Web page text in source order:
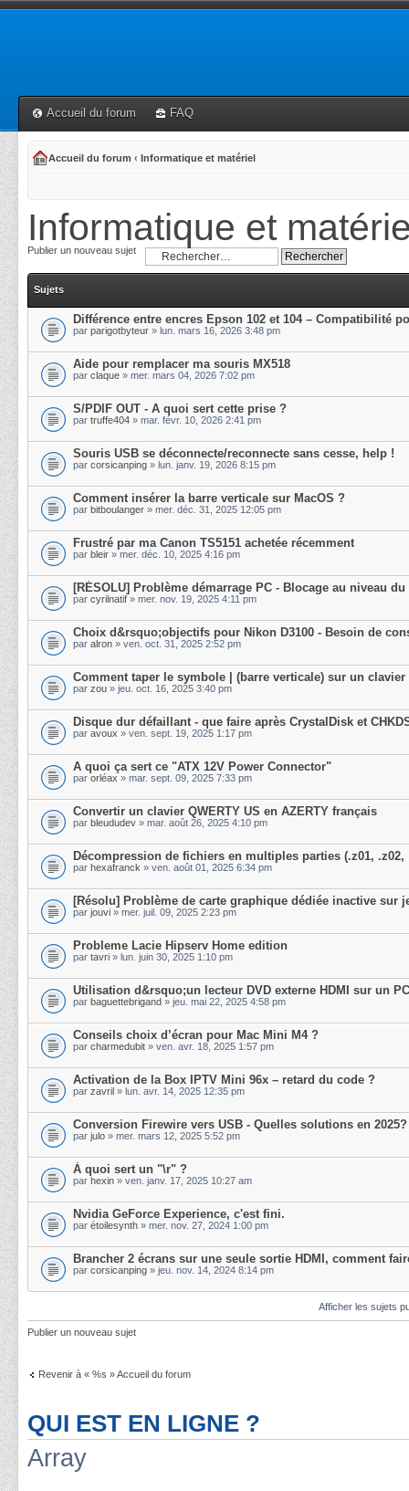
Accueil du forum FAQ
Accueil du forum ‹ Informatique et matériel
Informatique et
Publier un nouveau sujet
Sujets
Différence entre encres Epson 102 et 104 – Compatibilité
par parigotbyteur » lun. mars 16, 2026 3:48 pm
Aide pour remplacer ma souris MX518
par claque » mer. mars 04, 2026 7:02 pm
S/PDIF OUT - A quoi sert cette prise ?
par truffe404 » mar. févr. 10, 2026 2:41 pm
Souris USB se déconnecte/reconnecte sans cesse, help !
par corsicanping » lun. janv. 19, 2026 8:15 pm
Comment insérer la barre verticale sur MacOS ?
par bitboulanger » mer. déc. 31, 2025 12:05 pm
Frustré par ma Canon TS5151 achetée récemment
par bleir » mer. déc. 10, 2025 4:16 pm
[RÉSOLU] Problème démarrage PC - Blocage au niveau
par cyrilnatif » mer. nov. 19, 2025 4:11 pm
Choix d&rsquo;objectifs pour Nikon D3100 - Besoin de
par alron » ven. oct. 31, 2025 2:52 pm
Comment taper le symbole | (barre verticale) sur un clavier
par zou » jeu. oct. 16, 2025 3:40 pm
Disque dur défaillant - que faire après CrystalDisk et
par avoux » ven. sept. 19, 2025 1:17 pm
A quoi ça sert ce "ATX 12V Power Connector"
par orléax » mar. sept. 09, 2025 7:33 pm
Convertir un clavier QWERTY US en AZERTY français
par bleududev » mar. août 26, 2025 4:10 pm
Décompression de fichiers en multiples parties (.z01, .z02,
par hexafranck » ven. août 01, 2025 6:34 pm
[Résolu] Problème de carte graphique dédiée inactive sur
par jouvi » mer. juil. 09, 2025 2:23 pm
Probleme Lacie Hipserv Home edition
par tavri » lun. juin 30, 2025 1:10 pm
Utilisation d&rsquo;un lecteur DVD externe HDMI sur un
par baguettebrigand » jeu. mai 22, 2025 4:58 pm
Conseils choix d’écran pour Mac Mini M4 ?
par charmedubit » ven. avr. 18, 2025 1:57 pm
Activation de la Box IPTV Mini 96x – retard du code ?
par zavril » lun. avr. 14, 2025 12:35 pm
Conversion Firewire vers USB - Quelles solutions en 2025?
par julo » mer. mars 12, 2025 5:52 pm
À quoi sert un "\r" ?
par hexin » ven. janv. 17, 2025 10:27 am
Nvidia GeForce Experience, c'est fini.
par étoilesynth » mer. nov. 27, 2024 1:00 pm
Brancher 2 écrans sur une seule sortie HDMI, comment
par corsicanping » jeu. nov. 14, 2024 8:14 pm
Afficher les sujets
Publier un nouveau sujet
Revenir à « %s » Accueil du forum
QUI EST EN LIGNE ?
Array